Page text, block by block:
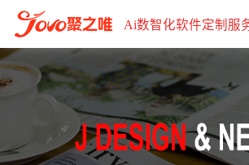
同样是做小程序定制，为什么甲方评价
Ai数智化软件定制服